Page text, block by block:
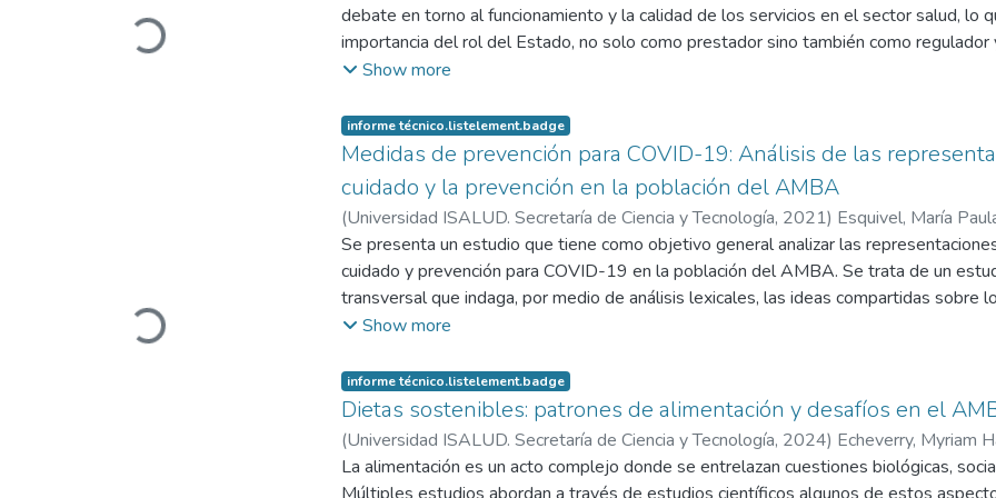
Loading...
debate en torno al funcionamiento y la calidad de los servicios en el sector salud, lo
importancia del rol del Estado, no solo como prestador sino también como regulador
del sistema. El presente informe resume algunos de los principales resultados
indagar en las percepciones que el personal que desarrolla sus tareas en centros
de Buenos Aires y de la Provincia de Buenos Aires, posee en torno al clima y la
emergencia sanitaria. En este marco, el ambiente interno en que se desarrollan los
que integran el sistema de salud en su conjunto, toman especial relevancia como
ningún caso los datos presentados en ningún caso son representativos del universo
desempeñan en los distintos centros asistenciales, las tendencias observadas
tendencias que aporten al diagnóstico del estado de situación, y posibiliten una
futuro.
Show more
Loading...
informe técnico.listelement.badge
Medidas de prevención para COVID-19: Análisis de las
cuidado y la prevención en la población del AMBA
(Universidad ISALUD. Secretaría de Ciencia y Tecnología, 2021) Esquivel, María
Fernández, María de los Ángeles; Tessandori, Pía;Echegoyemberry, María Natalia;
Garrido, María;Glanc, Mario
Se presenta un estudio que tiene como objetivo general analizar las
cuidado y prevención para COVID-19 en la población del AMBA. Se trata de un
transversal que indaga, por medio de análisis lexicales, las ideas compartidas sobre
enfermedad de COVID - 19 y las medidas de prevención farmacológica y no
seleccionados mediante una muestra intencional 221 personas residentes tanto en
el conurbano bonaerense. Para el análisis de las representaciones sociales sobre
farmacológica, las unidades de análisis fueron personas de 18 a 25 años y mayores
medidas de prevención farmacológica, trabajadores del sistema de salud del AMBA.
Show more
informe técnico.listelement.badge
Dietas sostenibles: patrones de alimentación y desafíos en el
(Universidad ISALUD. Secretaría de Ciencia y Tecnología, 2024) Echeverry, Myriam
Claudia Analía;Calvo, Giselle;Conci Torres, Julieta;Besozzi, Agustina Victoria;
La alimentación es un acto complejo donde se entrelazan cuestiones biológicas,